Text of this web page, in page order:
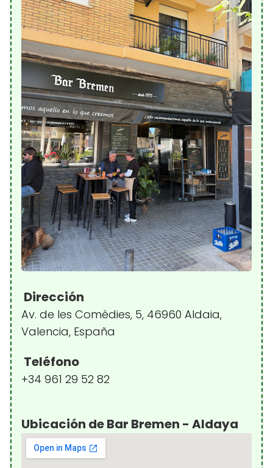
Dirección
Av. de les Comèdies, 5, 46960 Aldaia,
Valencia, España
Teléfono
+34 961 29 52 82
Ubicación de Bar Bremen - Aldaya